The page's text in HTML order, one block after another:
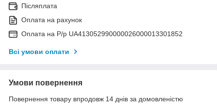
Післяплата
Оплата на рахунок
Оплата на Р/р UA413052990000026000013301852
Всі умови оплати
Умови повернення
Повернення товару впродовж 14 днів за домовленістю